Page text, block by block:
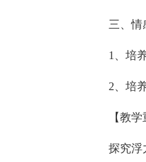
三、情
1、培
2、培
【教学
探究浮